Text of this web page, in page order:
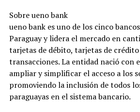
Sobre ueno bank
ueno bank es uno de los cinco
Paraguay y lidera el mercado en
tarjetas de débito, tarjetas de
transacciones. La entidad nació con
ampliar y simplificar el acceso a los
promoviendo la inclusión de todos
paraguayas en el sistema bancario.